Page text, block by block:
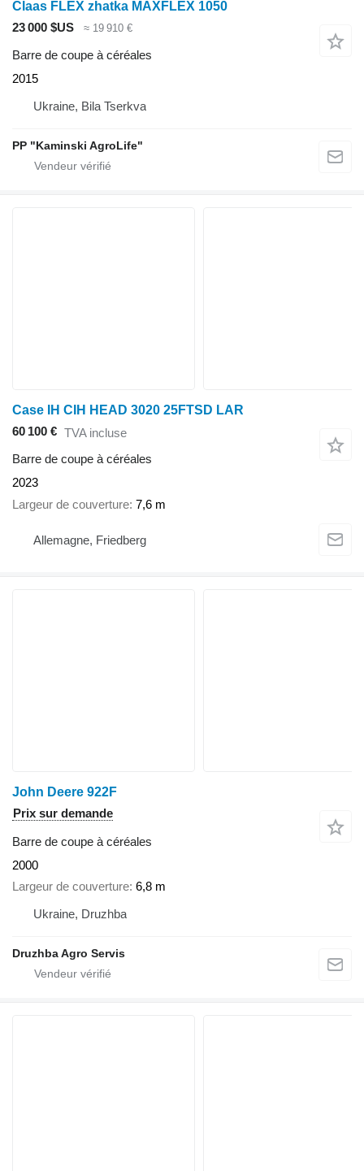
Claas FLEX zhatka MAXFLEX 1050
23 000 $US
≈ 19 910 €
Barre de coupe à céréales
2015
Ukraine, Bila Tserkva
PP "Kaminski AgroLife"
Case IH CIH HEAD 3020 25FTSD LAR
60 100 € TVA incluse
Barre de coupe à céréales
2023
Largeur de couverture 7,6 m
Allemagne, Friedberg
John Deere 922F
Prix sur demande
Barre de coupe à céréales
2000
Largeur de couverture 6,8 m
Ukraine, Druzhba
Druzhba Agro Servis